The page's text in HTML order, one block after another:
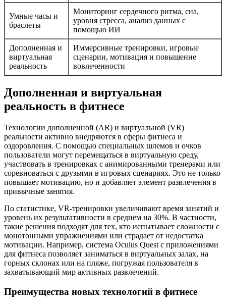
Умные часы и
браслеты
Мониторинг сердечного ритма, сна,
уровня стресса, анализ данных с
помощью ИИ
Дополненная и
виртуальная
реальность
Иммерсивные тренировки, игровые
сценарии, мотивация и повышение
вовлеченности
Дополненная и виртуальная
реальность в фитнесе
Технологии дополненной (AR) и виртуальной (VR)
реальности активно внедряются в сферы фитнеса и
оздоровления. С помощью специальных шлемов и очков
пользователи могут перемещаться в виртуальную среду,
участвовать в тренировках с анимированными тренерами или
соревноваться с друзьями в игровых сценариях. Это не только
повышает мотивацию, но и добавляет элемент развлечения в
привычные занятия.
По статистике, VR-тренировки увеличивают время занятий и
уровень их результативности в среднем на 30%. В частности,
такие решения подходят для тех, кто испытывает сложности с
монотонными упражнениями или страдает от недостатка
мотивации. Например, система Oculus Quest с приложениями
для фитнеса позволяет заниматься в виртуальных залах, на
горных склонах или на пляже, погружая пользователя в
захватывающий мир активных развлечений.
Преимущества новых технологий в фитнесе